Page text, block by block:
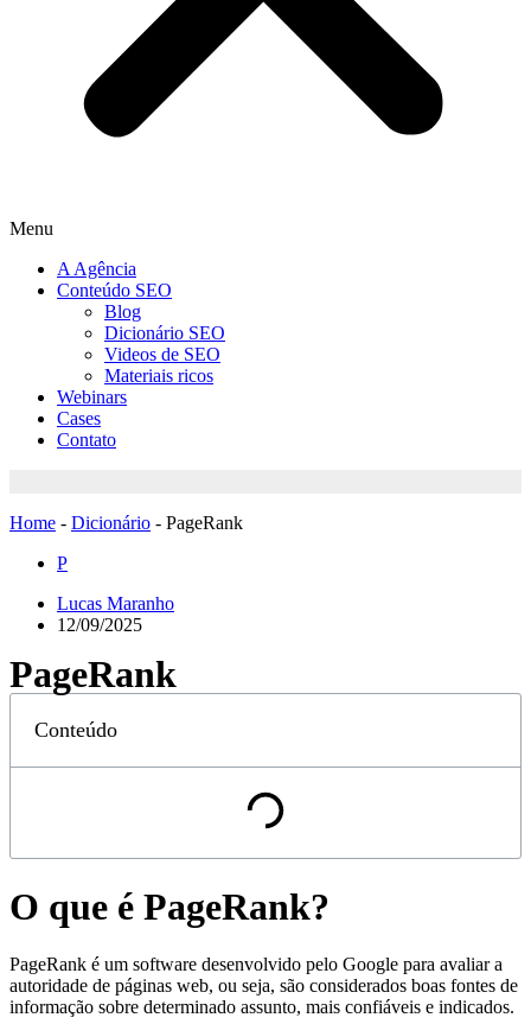
Menu
A Agência
Conteúdo SEO
Blog
Dicionário SEO
Videos de SEO
Materiais ricos
Webinars
Cases
Contato
Home - Dicionário - PageRank
P
Lucas Maranho
12/09/2025
PageRank
Conteúdo
O que é PageRank?
PageRank é um software desenvolvido pelo Google para avaliar a
autoridade de páginas web, ou seja, são considerados boas fontes de
informação sobre determinado assunto, mais confiáveis e indicados.